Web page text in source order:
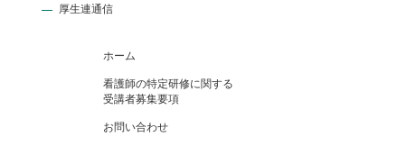
厚生連通信
ホーム
看護師の特定研修に関する
受講者募集要項
お問い合わせ